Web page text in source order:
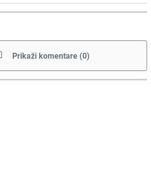
Prikaži komentare (0)